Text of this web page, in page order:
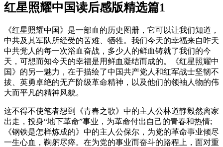
红星照耀中国读后感版精选篇1
《红星照耀中国》是一部血的历史图册，它可以让我们知道，
中共及其军队所经受的苦难、牺牲。我们今天的幸福来自昨天
中共党人的每一次浴血奋战，多少人的鲜血铸就了我们的今
天，可想而知今天的幸福是用鲜血凝结而成的。《红星照耀中
国》的另一魅力，在于描绘了中国共产党人和红军战士坚韧不
拔、英勇卓绝的无产阶级革命精神，以及他们的领袖人物的伟
大而平凡的精神风貌。
这不得不使笔者想到《青春之歌》中的主人公林道静毅然离家
出走，投身“地下革命”事业，为革命付出自己的青春和热情;
《钢铁是怎样炼成的》中的主人公保尔，为党的革命事业倾尽
一生心血，鞠躬尽瘁。在为党的事业而奋斗的路程上，面对重